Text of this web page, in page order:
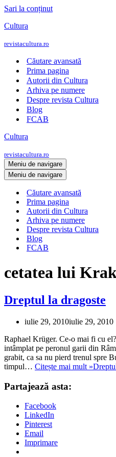
Sari la conținut
Cultura
revistacultura.ro
Căutare avansată
Prima pagina
Autorii din Cultura
Arhiva pe numere
Despre revista Cultura
Blog
FCAB
Cultura
revistacultura.ro
Meniu de navigare
Meniu de navigare
Căutare avansată
Prima pagina
Autorii din Cultura
Arhiva pe numere
Despre revista Cultura
Blog
FCAB
cetatea lui
Dreptul la dragoste
iulie 29, 2010iulie 29, 2010
Raphael Krüger. Ce-o mai fi cu
intâmplat pe peronul garii din
grabit, ca sa nu pierd trenul spre
timpul… Citește mai mult »
Partajează asta:
Facebook
LinkedIn
Pinterest
Email
Imprimare